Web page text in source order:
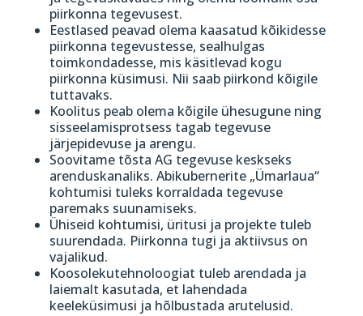
piirkonna tegevusest.
Eestlased peavad olema kaasatud kõikidesse
piirkonna tegevustesse, sealhulgas
toimkondadesse, mis käsitlevad kogu
piirkonna küsimusi. Nii saab piirkond kõigile
tuttavaks.
Koolitus peab olema kõigile ühesugune ning
sisseelamisprotsess tagab tegevuse
järjepidevuse ja arengu.
Soovitame tõsta AG tegevuse keskseks
arenduskanaliks. Abikubernerite „Ümarlaua“
kohtumisi tuleks korraldada tegevuse
paremaks suunamiseks.
Ühiseid kohtumisi, üritusi ja projekte tuleb
suurendada. Piirkonna tugi ja aktiivsus on
vajalikud.
Koosolekutehnoloogiat tuleb arendada ja
laiemalt kasutada, et lahendada
keeleküsimusi ja hõlbustada arutelusid.